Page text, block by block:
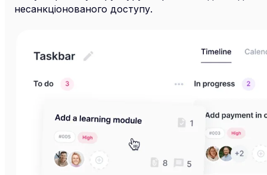
несанкціонованого доступу.